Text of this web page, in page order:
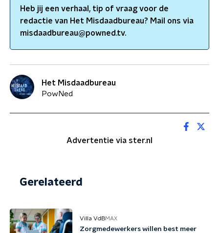
Heb jij een verhaal, tip of vraag voor de
redactie van Het Misdaadbureau? Mail ons via
misdaadbureau@powned.tv.
Het Misdaadbureau
PowNed
Advertentie via ster.nl
Gerelateerd
Villa VdBMAX
Zorgmedewerkers willen best meer